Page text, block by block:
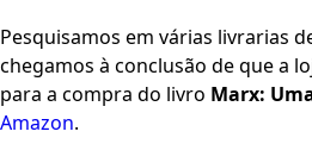
Pesquisamos em várias livrarias
chegamos à conclusão de que a
para a compra do livro Marx:
Amazon.